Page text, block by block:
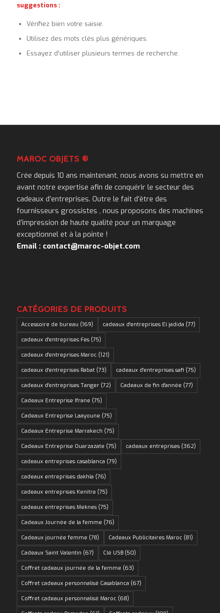
suggestions :
Vérifiez bien votre saisie.
Utilisez des mots clés plus génériques.
Essayez d’utiliser plusieurs termes de recherche.
MAROC OBJETS ®
Crée depuis 10 ans maintenant, nous avons su mettre en
avant notre expertise afin de conquérir le secteur des
cadeaux d’entreprises. Outre le fait d’être des
fournisseurs grossistes , nous proposons des machines
d’impression de haute qualité pour un marquage
exceptionnel et à la pointe !
Email : contact@maroc-objet.com
CATÉGORIES DE PRODUITS
Accessoire de bureau (169) cadeaux d'entreprises El jadida (77)
cadeaux d'entreprises Fes(75)
cadeaux d'entreprises Maroc(121)
cadeaux d'entreprises Rabat(73) cadeaux d'entreprises safi (75)
cadeaux d'entreprises Tanger(72) Cadeaux de fin d'année (77)
Cadeaux Entreprise Ifrane (75)
Cadeaux Entreprise Laayoune (75)
Cadeaux Entreprise Marrakech (75)
Cadeaux Entreprise Ouarzazate (75) cadeaux entreprises(362)
cadeaux entreprises casablanca (79)
cadeaux entreprises dakhla (76)
cadeaux entreprises Kenitra (75)
cadeaux entreprises Meknes(75)
Cadeaux Journée de la femme (76)
Cadeaux journée femme (78) Cadeaux Publicitaires Maroc(81)
Cadeaux Saint Valentin (67) Clé USB(50)
Coffret cadeaux journée de la femme (63)
Coffret cadeaux personnalisé Casablanca (67)
Coffret cadeaux personnalisé Maroc(68)